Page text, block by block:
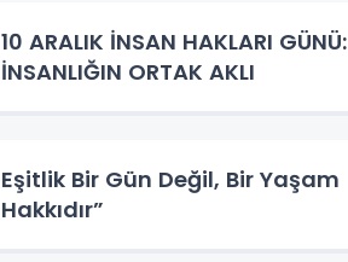
10 ARALIK İNSAN HAKLARI GÜNÜ:
İNSANLIĞIN ORTAK AKLI
Eşitlik Bir Gün Değil, Bir Yaşam
Hakkıdır”